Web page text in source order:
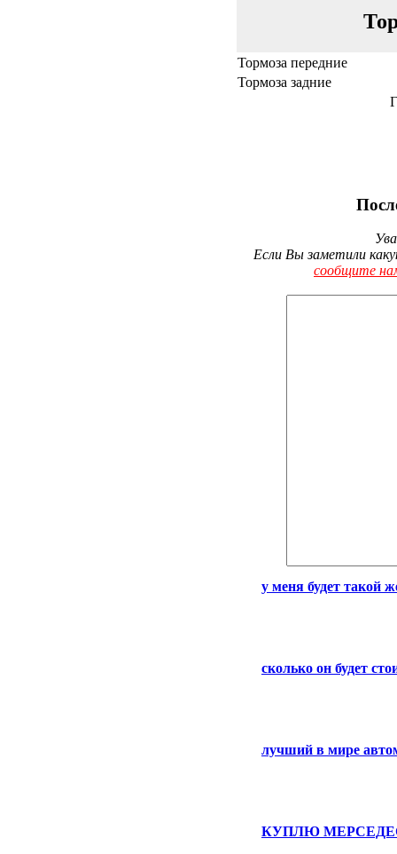
Тормоза передние
Тормоза задние
Если Вы заметили
сообщите
у меня будет такой
сколько он будет
лучший в мире
КУПЛЮ